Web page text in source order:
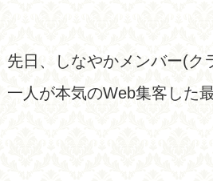
先日、しなやかメンバー(ク
一人が本気のWeb集客した